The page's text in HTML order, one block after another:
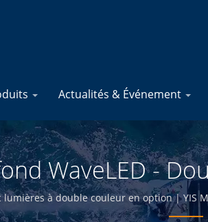
Actualités & Événement
WaveLED -
De Produits
lumières à double couleur en option |
concevant et en fabriquant en interne et